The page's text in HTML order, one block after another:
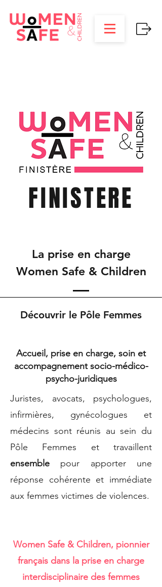
FINISTERE
La prise en charge
Women Safe & Children
Découvrir le Pôle Femmes
Accueil, prise en charge, soin et
accompagnement socio-médico-
psycho-juridiques
Juristes, avocats, psychologues,
infirmières, gynécologues et
médecins sont réunis au sein du
Pôle Femmes et travaillent
ensemble pour apporter une
réponse cohérente et immédiate
aux femmes victimes de violences.
Women Safe & Children, pionnier
français dans la prise en charge
interdisciplinaire des femmes